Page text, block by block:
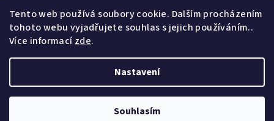
Tento web používá soubory cookie. Dalším procházením
tohoto webu vyjadřujete souhlas s jejich používáním..
Více informacízde.
Nastavení
Souhlasím
SLEDUJTE NÁS